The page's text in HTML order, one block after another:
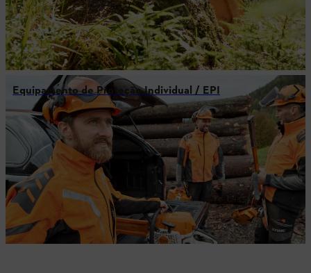
Equipamento de Proteção Individual / EPI